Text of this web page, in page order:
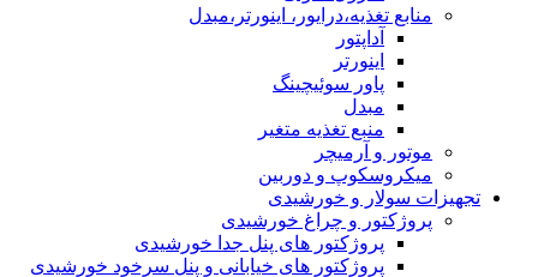
منابع تغذیه،درایور، اینورتر،مبدل
آداپتور
اینورتر
پاور سوئیچینگ
مبدل
منبع تغذیه متغیر
موتور و آرمیچر
میکروسکوپ و دوربین
تجهیزات سولار و خورشیدی
پروژکتور و چراغ خورشیدی
پروژکتور های پنل جدا خورشیدی
پروژکتور های خیابانی و پنل سرخود خورشیدی